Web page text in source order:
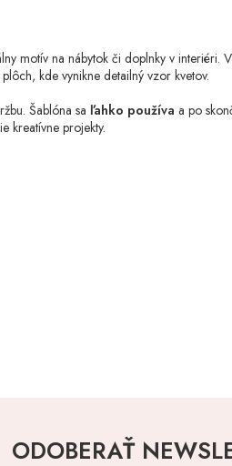
motív na nábytok či doplnky v interiéri.
kde vynikne detailný vzor kvetov.
Šablóna sa ľahko používa a po
kreatívne projekty.
ODOBERAŤ